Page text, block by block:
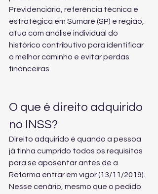
Previdenciária, referência técnica e
estratégica em Sumaré (SP) e região,
atua com análise individual do
histórico contributivo para identificar
o melhor caminho e evitar perdas
financeiras.
O que é direito adquirido
no INSS?
Direito adquirido é quando a pessoa
já tinha cumprido todos os requisitos
para se aposentar antes de a
Reforma entrar em vigor (13/11/2019).
Nesse cenário, mesmo que o pedido